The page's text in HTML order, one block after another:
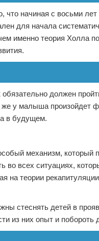
что начиная с восьми
для начала
именно теория Холла
должен
у малыша произойдет
в будущем.
механизм, который
во всех ситуациях,
на теории
стеснять детей в
из них опыт и побороть